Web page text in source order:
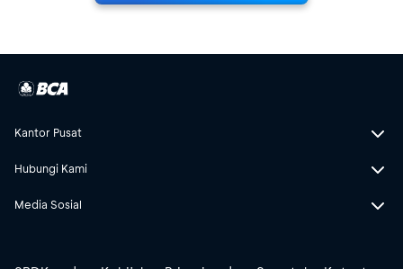
Kantor Pusat
Hubungi Kami
Media Sosial